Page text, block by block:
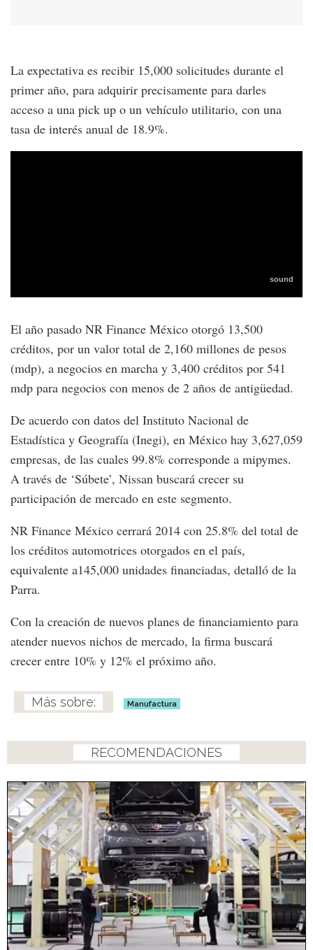
La expectativa es recibir 15,000 solicitudes durante el
primer año, para adquirir precisamente para darles
acceso a una pick up o un vehículo utilitario, con una
tasa de interés anual de 18.9%.
El año pasado NR Finance México otorgó 13,500
créditos, por un valor total de 2,160 millones de pesos
(mdp), a negocios en marcha y 3,400 créditos por 541
mdp para negocios con menos de 2 años de antigüedad.
De acuerdo con datos del Instituto Nacional de
Estadística y Geografía (Inegi), en México hay 3,627,059
empresas, de las cuales 99.8% corresponde a mipymes.
A través de ‘Súbete’, Nissan buscará crecer su
participación de mercado en este segmento.
NR Finance México cerrará 2014 con 25.8% del total de
los créditos automotrices otorgados en el país,
equivalente a145,000 unidades financiadas, detalló de la
Parra.
Con la creación de nuevos planes de financiamiento para
atender nuevos nichos de mercado, la firma buscará
crecer entre 10% y 12% el próximo año.
Manufactura
RECOMENDACIONES